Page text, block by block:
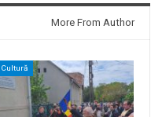
More From Author
Cultură